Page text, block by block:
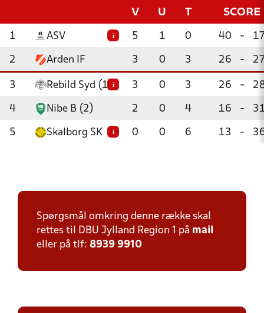
V U T SCORE
1 ASV i 5 1 0 40 -
2 Arden IF 3 0 3 26 -
3 Rebild Syd (1) i 3 0 3 26 -
4 Nibe B (2) 2 0 4 16 -
5 Skalborg SK i 0 0 6 13 -
Spørgsmål omkring denne række skal
rettes til DBU Jylland Region 1 på mail
eller på tlf: 8939 9910